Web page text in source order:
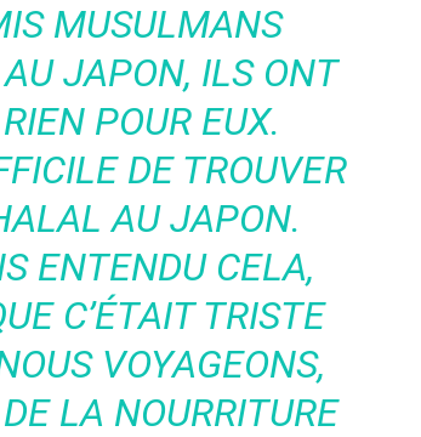
MUSULMANS
AU JAPON, ILS ONT
POUR EUX.
DE TROUVER
AU JAPON.
ENTENDU CELA,
C’ÉTAIT TRISTE
VOYAGEONS,
LA NOURRITURE